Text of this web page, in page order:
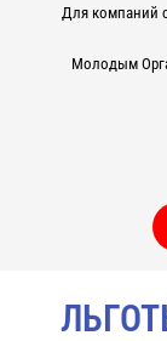
Для компаний
Молодым